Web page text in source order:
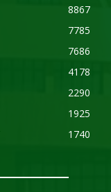
8867
7785
7686
4178
2290
1925
1740